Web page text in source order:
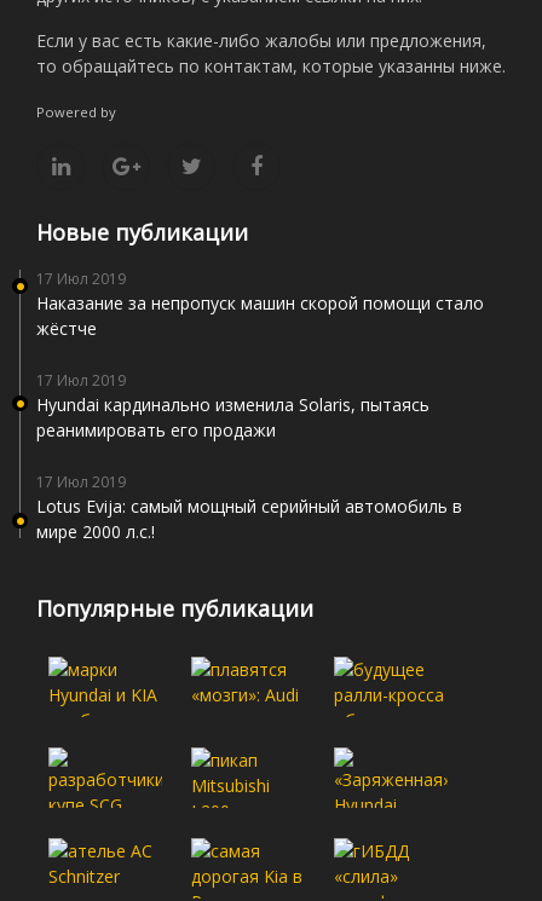
Если у вас есть какие-либо жалобы или предложения,
то обращайтесь по контактам, которые указанны ниже.
Powered by
Новые публикации
17 Июл 2019
Наказание за непропуск машин скорой помощи стало
жёстче
17 Июл 2019
Hyundai кардинально изменила Solaris, пытаясь
реанимировать его продажи
17 Июл 2019
Lotus Evija: самый мощный серийный автомобиль в
мире 2000 л.с.!
Популярные публикации